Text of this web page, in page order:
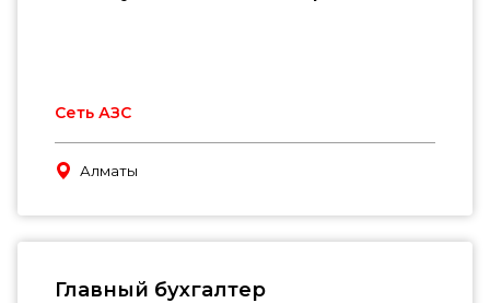
Сеть АЗС
Алматы
Главный бухгалтер